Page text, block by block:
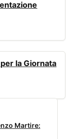
la Giornata
Martire: